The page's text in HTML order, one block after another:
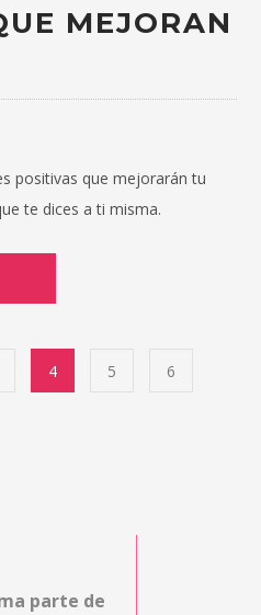
MEJORAN
positivas que mejorarán tu
te dices a ti misma.
4 5 6
parte de